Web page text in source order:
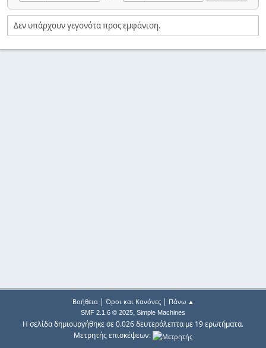
Δεν υπάρχουν γεγονότα προς εμφάνιση.
Βοήθεια| Όροι και Κανόνες| Πάνω ▲
SMF 2.1.6 © 2025, Simple Machines
Η σελίδα δημιουργήθηκε σε 0.026 δευτερόλεπτα με 19 ερωτήματα.
Μετρητής επισκέψεων: